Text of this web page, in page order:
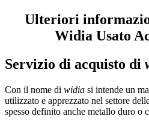
Ulteriori
Widia Usato
Servizio di acquisto di
Con il nome di widia si intende un
utilizzato e apprezzato nel settore
spesso definito anche metallo duro o